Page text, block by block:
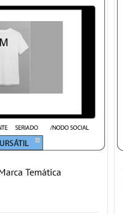
Temática